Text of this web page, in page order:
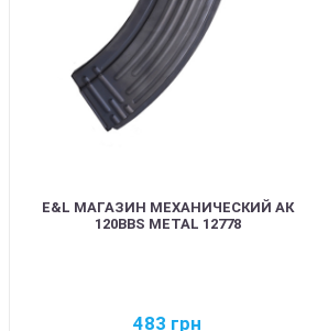
E&L МАГАЗИН МЕХАНИЧЕСКИЙ АК
120BBS METAL 12778
483 грн